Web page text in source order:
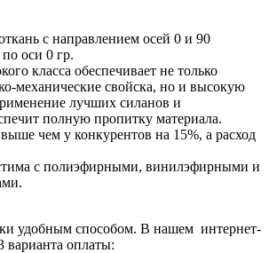
с направлением осей 0 и 90
оси 0 гр.
класса обеспечивает не только
механические свойска, но и высокую
лучших силанов и
полную пропитку материала.
чем у конкурентов на 15%, а расход
с полиэфирными, винилэфирными и
удобным способом. В нашем интернет-
варианта оплаты: